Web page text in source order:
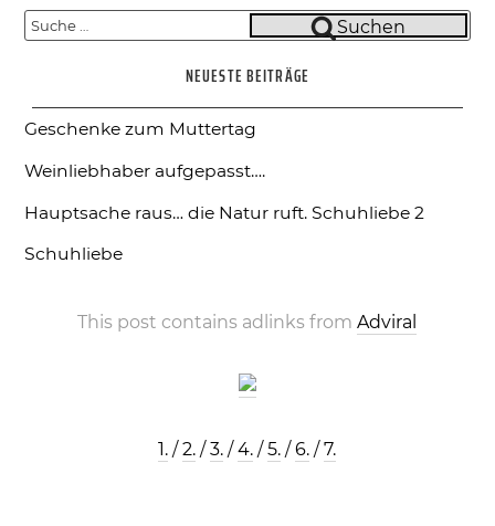
Suche
Suchen
NEUESTE BEITRÄGE
Geschenke zum Muttertag
Weinliebhaber aufgepasst….
Hauptsache raus… die Natur ruft. Schuhliebe 2
Schuhliebe
This post contains adlinks fromAdviral
1. /2. /3. /4. /5. /6. /7.